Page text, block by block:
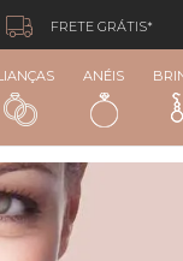
FRETE GRÁTIS*
ANÉIS